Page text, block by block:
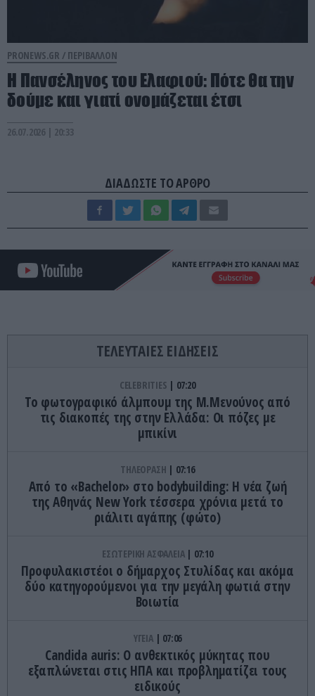
PRONEWS.GR / ΠΕΡΙΒΑΛΛΟΝ
H Πανσέληνος του Ελαφιού: Πότε θα την
δούμε και γιατί ονομάζεται έτσι
26.07.2026 | 20:33
ΔΙΑΔΩΣΤΕ ΤΟ ΑΡΘΡΟ
ΤΕΛΕΥΤΑΙΕΣ ΕΙΔΗΣΕΙΣ
CELEBRITIES 07:20
Το φωτογραφικό άλμπουμ της Μ.Μενούνος από
τις διακοπές της στην Ελλάδα: Οι πόζες με
μπικίνι
ΤΗΛΕΟΡΑΣΗ 07:16
Από το «Bachelor» στο bodybuilding: Η νέα ζωή
της Αθηνάς New York τέσσερα χρόνια μετά το
ριάλιτι αγάπης (φώτο)
ΕΣΩΤΕΡΙΚΗ ΑΣΦΑΛΕΙΑ 07:10
Προφυλακιστέοι ο δήμαρχος Στυλίδας και ακόμα
δύο κατηγορούμενοι για την μεγάλη φωτιά στην
Βοιωτία
ΥΓΕΙΑ 07:06
Candida auris: Ο ανθεκτικός μύκητας που
εξαπλώνεται στις ΗΠΑ και προβληματίζει τους
ειδικούς